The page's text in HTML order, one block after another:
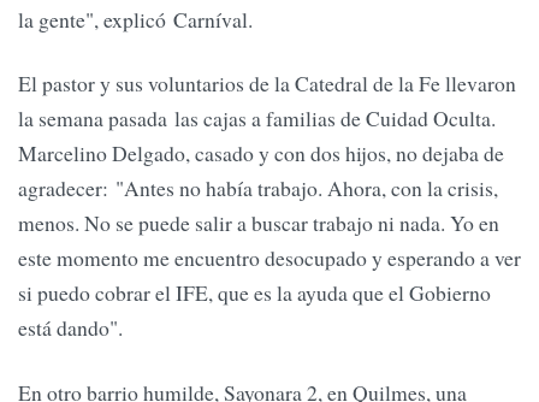
la gente", explicó Carníval.
El pastor y sus voluntarios de la Catedral de la Fe llevaron
la semana pasada las cajas a familias de Cuidad Oculta.
Marcelino Delgado, casado y con dos hijos, no dejaba de
agradecer: "Antes no había trabajo. Ahora, con la crisis,
menos. No se puede salir a buscar trabajo ni nada. Yo en
este momento me encuentro desocupado y esperando a ver
si puedo cobrar el IFE, que es la ayuda que el Gobierno
está dando".
En otro barrio humilde, Sayonara 2, en Quilmes, una